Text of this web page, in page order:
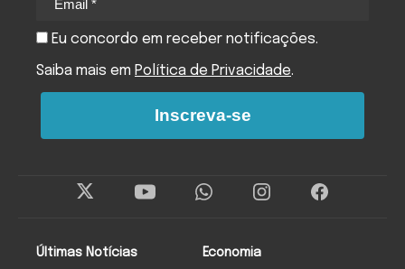
Últimas Notícias Economia
Eu concordo em receber notificações.
Saiba mais em Política de Privacidade.
Inscreva-se